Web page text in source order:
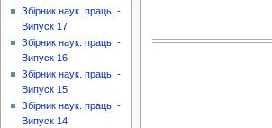
Збірник наук. праць. -
Випуск 17
Збірник наук. праць. -
Випуск 16
Збірник наук. праць. -
Випуск 15
Збірник наук. праць. -
Випуск 14